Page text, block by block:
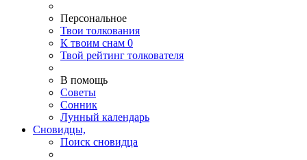
Персональное
Твои толкования
К твоим снам 0
Твой рейтинг толкователя
В помощь
Советы
Сонник
Лунный календарь
Сновидцы,
Поиск сновидца